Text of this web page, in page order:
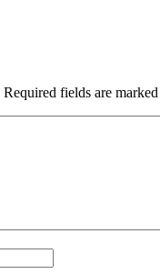
Required fields are marked